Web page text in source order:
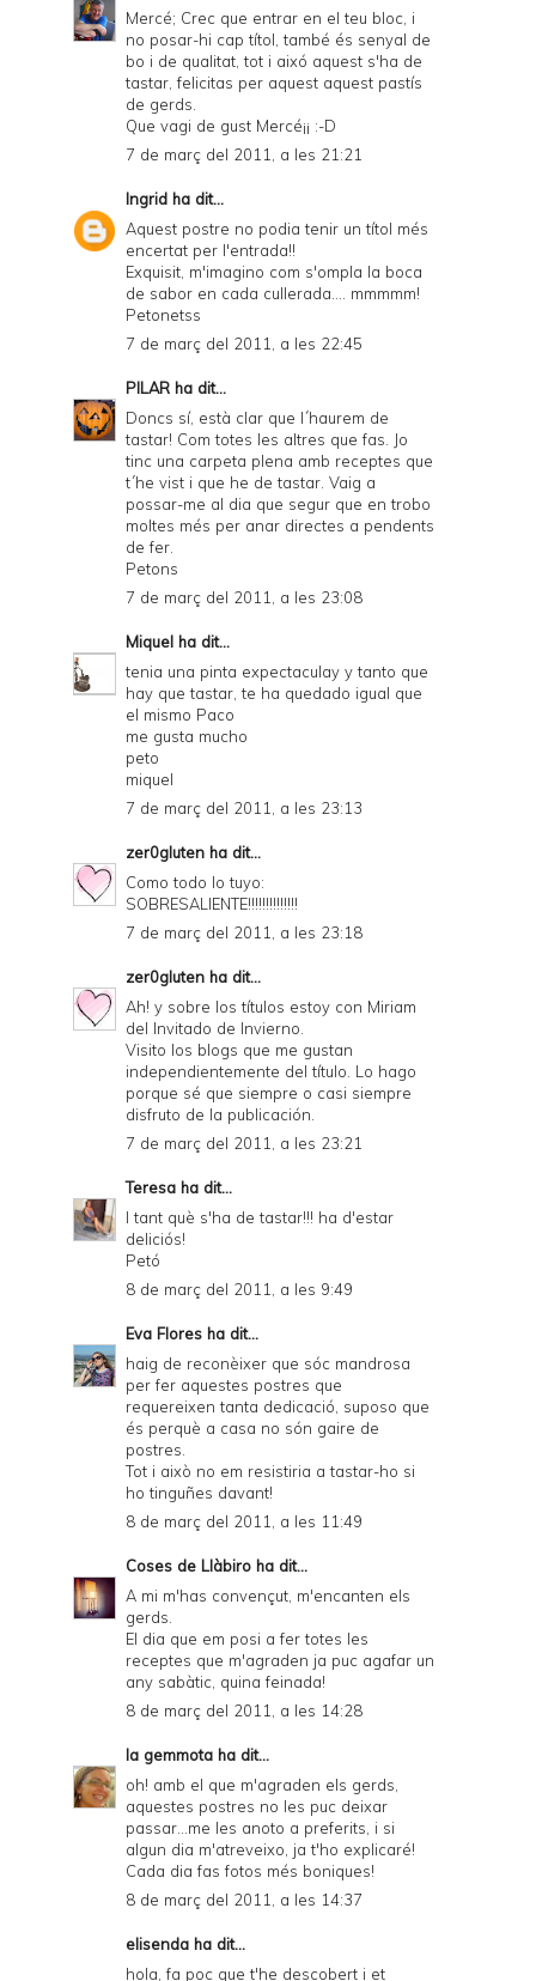
Mercé; Crec que entrar en el teu bloc, i
no posar-hi cap títol, també és senyal de
bo i de qualitat, tot i aixó aquest s'ha de
tastar, felicitas per aquest aquest pastís
de gerds.
Que vagi de gust Mercé¡¡ :-D
7 de març del 2011, a les 21:21
Ingrid ha dit...
Aquest postre no podia tenir un títol més
encertat per l'entrada!!
Exquisit, m'imagino com s'ompla la boca
de sabor en cada cullerada.... mmmmm!
Petonetss
7 de març del 2011, a les 22:45
PILAR ha dit...
Doncs sí, està clar que l´haurem de
tastar! Com totes les altres que fas. Jo
tinc una carpeta plena amb receptes que
t´he vist i que he de tastar. Vaig a
possar-me al dia que segur que en trobo
moltes més per anar directes a pendents
de fer.
Petons
7 de març del 2011, a les 23:08
Miquel ha dit...
tenia una pinta expectaculay y tanto que
hay que tastar, te ha quedado igual que
el mismo Paco
me gusta mucho
peto
miquel
7 de març del 2011, a les 23:13
zer0gluten ha dit...
Como todo lo tuyo:
SOBRESALIENTE!!!!!!!!!!!!!!
7 de març del 2011, a les 23:18
zer0gluten ha dit...
Ah! y sobre los títulos estoy con Miriam
del Invitado de Invierno.
Visito los blogs que me gustan
independientemente del título. Lo hago
porque sé que siempre o casi siempre
disfruto de la publicación.
7 de març del 2011, a les 23:21
Teresa ha dit...
I tant què s'ha de tastar!!! ha d'estar
deliciós!
Petó
8 de març del 2011, a les 9:49
Eva Flores ha dit...
haig de reconèixer que sóc mandrosa
per fer aquestes postres que
requereixen tanta dedicació, suposo que
és perquè a casa no són gaire de
postres.
Tot i això no em resistiria a tastar-ho si
ho tinguñes davant!
8 de març del 2011, a les 11:49
Coses de Llàbiro ha dit...
A mi m'has convençut, m'encanten els
gerds.
El dia que em posi a fer totes les
receptes que m'agraden ja puc agafar un
any sabàtic, quina feinada!
8 de març del 2011, a les 14:28
la gemmota ha dit...
oh! amb el que m'agraden els gerds,
aquestes postres no les puc deixar
passar...me les anoto a preferits, i si
algun dia m'atreveixo, ja t'ho explicaré!
Cada dia fas fotos més boniques!
8 de març del 2011, a les 14:37
elisenda ha dit...
hola, fa poc que t'he descobert i et